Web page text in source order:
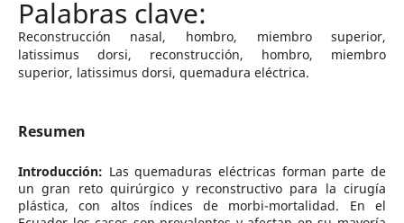
Reconstrucción nasal, hombro, miembro superior,
latissimus dorsi, reconstrucción, hombro, miembro
superior, latissimus dorsi, quemadura eléctrica.
Resumen
Introducción: Las quemaduras eléctricas forman parte de
un gran reto quirúrgico y reconstructivo para la cirugía
plástica, con altos índices de morbi-mortalidad. En el